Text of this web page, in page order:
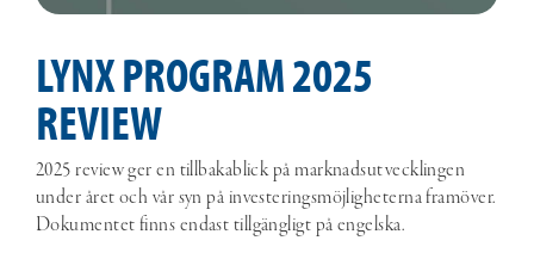
LYNX PROGRAM 2025
REVIEW
2025 review ger en tillbakablick på marknadsutvecklingen
under året och vår syn på investeringsmöjligheterna framöver.
Dokumentet finns endast tillgängligt på engelska.